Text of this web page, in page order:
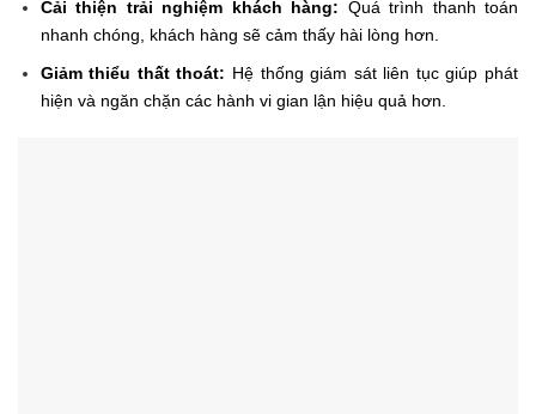
Cải thiện trải nghiệm khách hàng: Quá trình thanh toán
nhanh chóng, khách hàng sẽ cảm thấy hài lòng hơn.
Giảm thiểu thất thoát: Hệ thống giám sát liên tục giúp phát
hiện và ngăn chặn các hành vi gian lận hiệu quả hơn.